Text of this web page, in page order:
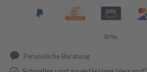
Persönliche Beratung